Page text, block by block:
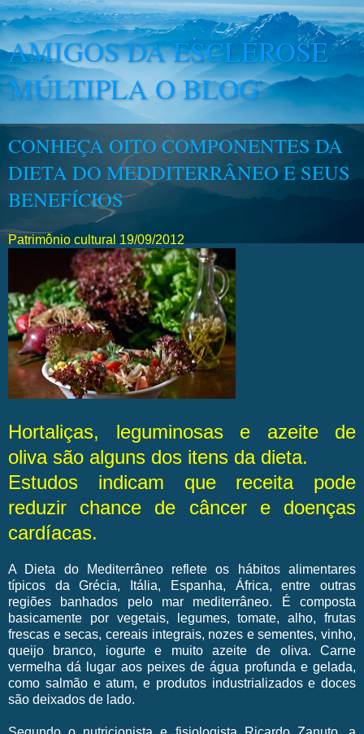
AMIGOS DA ESCLEROSE
MÚLTIPLA O BLOG
CONHEÇA OITO COMPONENTES DA
DIETA DO MEDDITERRÂNEO E SEUS
BENEFÍCIOS
Patrimônio cultural 19/09/2012
Hortaliças, leguminosas e azeite de
oliva são alguns dos itens da dieta.
Estudos indicam que receita pode
reduzir chance de câncer e doenças
cardíacas.
A Dieta do Mediterrâneo reflete os hábitos alimentares
típicos da Grécia, Itália, Espanha, África, entre outras
regiões banhados pelo mar mediterrâneo. É composta
basicamente por vegetais, legumes, tomate, alho, frutas
frescas e secas, cereais integrais, nozes e sementes, vinho,
queijo branco, iogurte e muito azeite de oliva. Carne
vermelha dá lugar aos peixes de água profunda e gelada,
como salmão e atum, e produtos industrializados e doces
são deixados de lado.